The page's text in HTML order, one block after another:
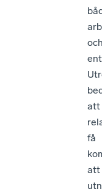
att
få
att